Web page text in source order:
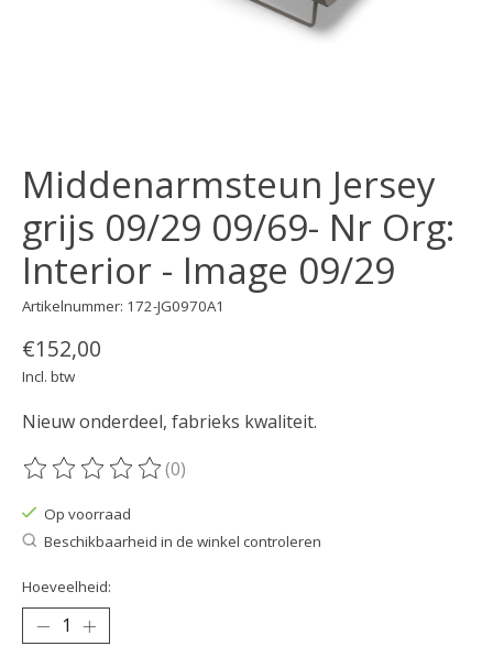
Middenarmsteun Jersey
grijs 09/29 09/69- Nr Org:
Interior - Image 09/29
Artikelnummer: 172-JG0970A1
€152,00
Incl. btw
Nieuw onderdeel, fabrieks kwaliteit.
De beoordeling van dit product is
(0)
Op voorraad
Beschikbaarheid in de winkel controleren
Hoeveelheid: